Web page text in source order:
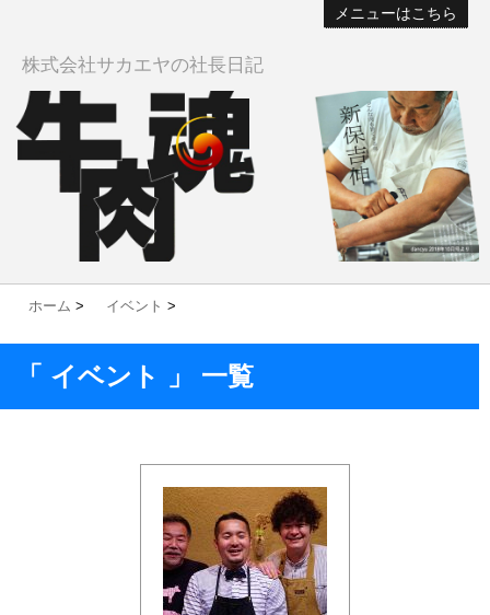
メニューはこちら
株式会社サカエヤの社長日記
ホーム > イベント >
「 イベント 」 一覧